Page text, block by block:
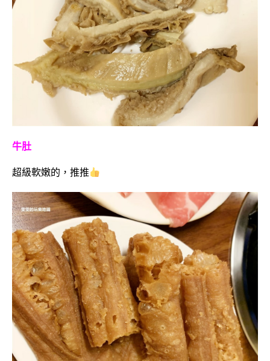
牛肚
超級軟嫩的，推推